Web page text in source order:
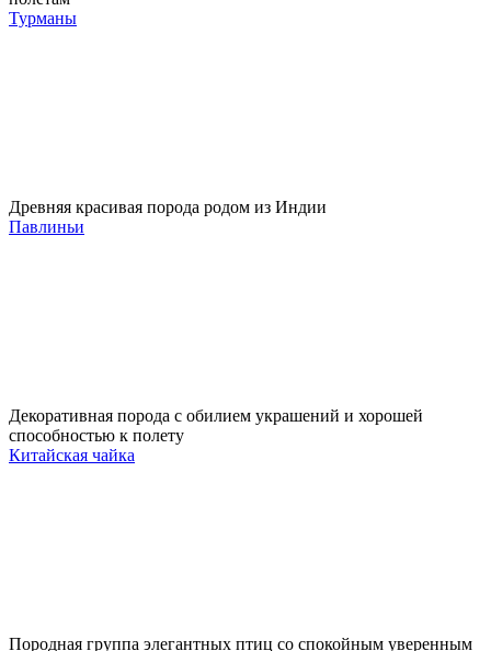
Турманы
Древняя красивая порода родом из Индии
Павлиньи
Декоративная порода с обилием украшений и хорошей
способностью к полету
Китайская чайка
Породная группа элегантных птиц со спокойным уверенным